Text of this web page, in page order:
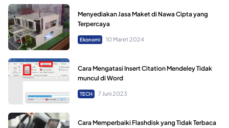
Menyediakan Jasa Maket di Nawa Cipta yang
Terpercaya
Ekonomi 10 Maret 2024
Cara Mengatasi Insert Citation Mendeley Tidak
muncul di Word
TECH 7 Juni 2023
Cara Memperbaiki Flashdisk yang Tidak Terbaca